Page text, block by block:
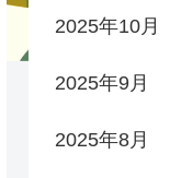
2025年10月
2025年9月
2025年8月